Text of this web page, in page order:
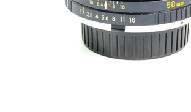
Zamówienia